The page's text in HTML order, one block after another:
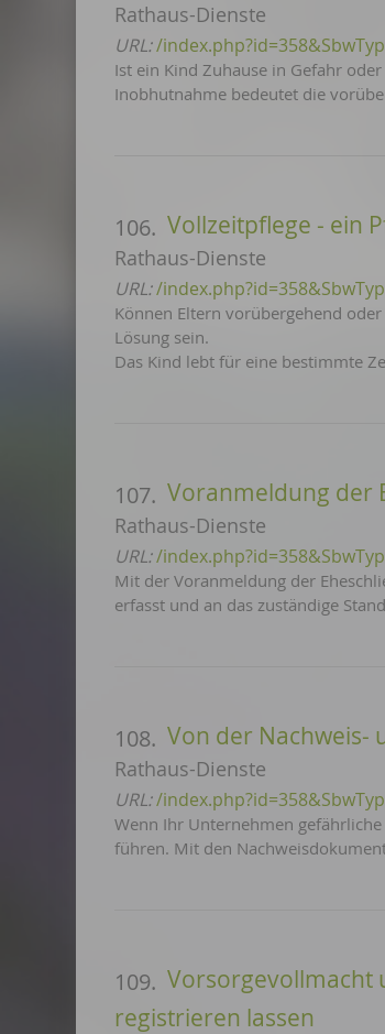
Rathaus-Dienste
URL: /
Ist ein Kind Zuhause in Gefahr
Inobhutnahme bedeutet die
106. Vollzeitpflege - ein
Rathaus-Dienste
URL: /
Können Eltern vorübergehend
Lösung sein.
Das Kind lebt für eine be­stimm­te
107. Voranmeldung der
Rathaus-Dienste
URL: /
Mit der Voranmeldung der
erfasst und an das zuständige
108. Von der Nachweis-
Rathaus-Dienste
URL: /
Wenn Ihr Unternehmen
führen. Mit den
109. Vorsorgevollmacht
registrieren lassen